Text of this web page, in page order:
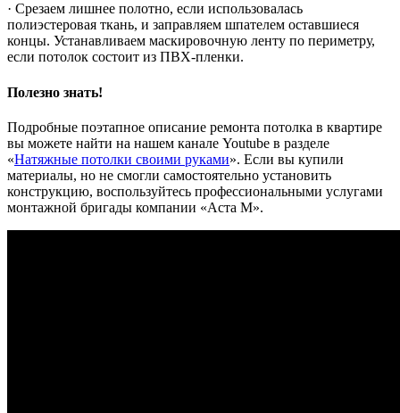
· Срезаем лишнее полотно, если использовалась
полиэстеровая ткань, и заправляем шпателем оставшиеся
концы. Устанавливаем маскировочную ленту по периметру,
если потолок состоит из ПВХ-пленки.
Полезно знать!
Подробные поэтапное описание ремонта потолка в квартире
вы можете найти на нашем канале Youtube в разделе
«Натяжные потолки своими руками». Если вы купили
материалы, но не смогли самостоятельно установить
конструкцию, воспользуйтесь профессиональными услугами
монтажной бригады компании «Аста М».